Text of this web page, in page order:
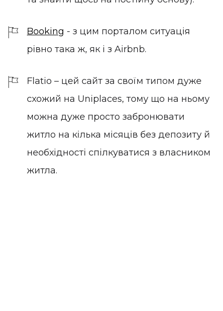
Booking - з цим порталом ситуація
рівно така ж, як і з Airbnb.
Flatio – цей сайт за своїм типом дуже
схожий на Uniplaces, тому що на ньому
можна дуже просто забронювати
житло на кілька місяців без депозиту й
необхідності спілкуватися з власником
житла.